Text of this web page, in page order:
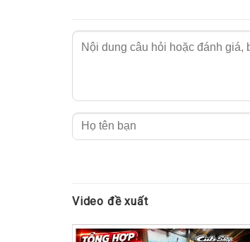
Video đề xuất